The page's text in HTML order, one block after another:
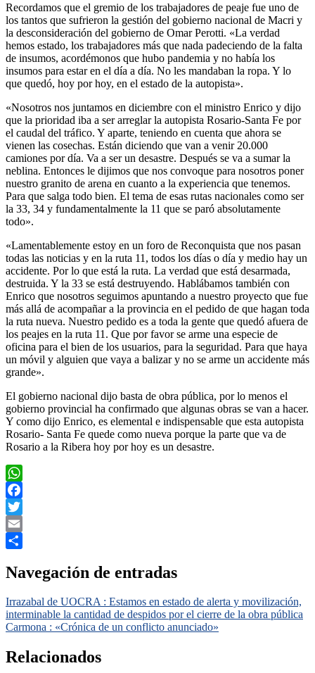
Recordamos que el gremio de los trabajadores de peaje fue uno de
los tantos que sufrieron la gestión del gobierno nacional de Macri y
la desconsideración del gobierno de Omar Perotti. «La verdad
hemos estado, los trabajadores más que nada padeciendo de la falta
de insumos, acordémonos que hubo pandemia y no había los
insumos para estar en el día a día. No les mandaban la ropa. Y lo
que quedó, hoy por hoy, en el estado de la autopista».
«Nosotros nos juntamos en diciembre con el ministro Enrico y dijo
que la prioridad iba a ser arreglar la autopista Rosario-Santa Fe por
el caudal del tráfico. Y aparte, teniendo en cuenta que ahora se
vienen las cosechas. Están diciendo que van a venir 20.000
camiones por día. Va a ser un desastre. Después se va a sumar la
neblina. Entonces le dijimos que nos convoque para nosotros poner
nuestro granito de arena en cuanto a la experiencia que tenemos.
Para que salga todo bien. El tema de esas rutas nacionales como ser
la 33, 34 y fundamentalmente la 11 que se paró absolutamente
todo».
«Lamentablemente estoy en un foro de Reconquista que nos pasan
todas las noticias y en la ruta 11, todos los días o día y medio hay un
accidente. Por lo que está la ruta. La verdad que está desarmada,
destruida. Y la 33 se está destruyendo. Hablábamos también con
Enrico que nosotros seguimos apuntando a nuestro proyecto que fue
más allá de acompañar a la provincia en el pedido de que hagan toda
la ruta nueva. Nuestro pedido es a toda la gente que quedó afuera de
los peajes en la ruta 11. Que por favor se arme una especie de
oficina para el bien de los usuarios, para la seguridad. Para que haya
un móvil y alguien que vaya a balizar y no se arme un accidente más
grande».
El gobierno nacional dijo basta de obra pública, por lo menos el
gobierno provincial ha confirmado que algunas obras se van a hacer.
Y como dijo Enrico, es elemental e indispensable que esta autopista
Rosario- Santa Fe quede como nueva porque la parte que va de
Rosario a la Ribera hoy por hoy es un desastre.
WhatsApp
Facebook
Twitter
Email
Navegación de entradas
Irrazabal de UOCRA : Estamos en estado de alerta y movilización,
interminable la cantidad de despidos por el cierre de la obra pública
Carmona : «Crónica de un conflicto anunciado»
Relacionados